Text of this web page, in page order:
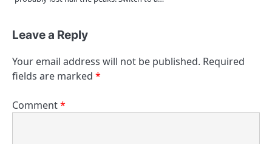
Leave a Reply
Your email address will not be published. Required
fields are marked *
Comment*